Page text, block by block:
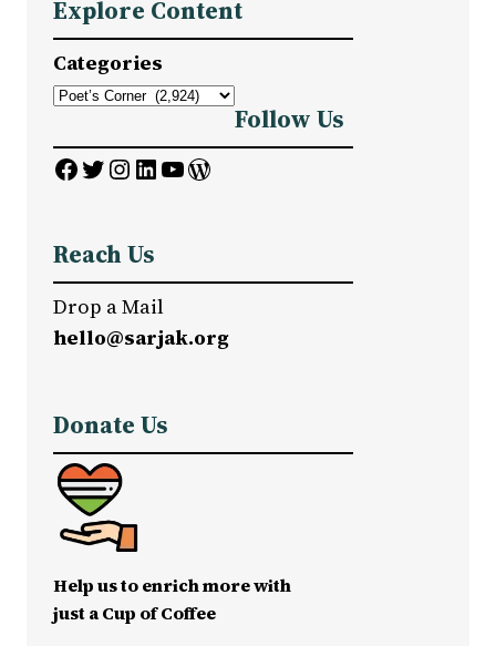
r
c
h
Explore Content
Categories
Follow Us
Facebook Twitter InstagramLinkedIn YouTube WordPress
Reach Us
Drop a Mail
hello@sarjak.org
Donate Us
Help us to enrich more with
just a Cup of Coffee